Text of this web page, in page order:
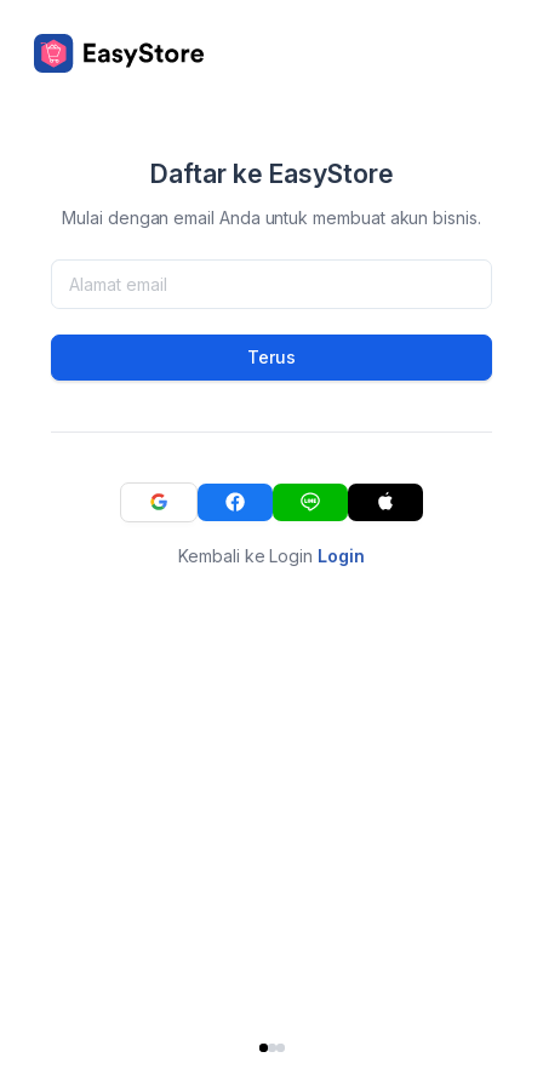
Daftar ke EasyStore
Mulai dengan email Anda untuk membuat akun bisnis.
Terus
Kembali ke Login Login